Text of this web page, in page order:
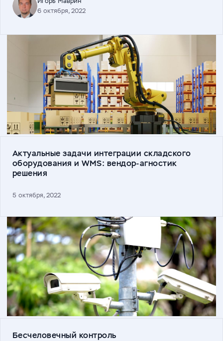
6 октября, 2022
Актуальные задачи интеграции складского
оборудования и WMS: вендор-агностик
решения
5 октября, 2022
Бесчеловечный контроль